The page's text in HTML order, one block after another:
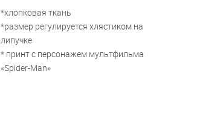
*хлопковая ткань
*размер регулируется хлястиком на
липучке
* принт с персонажем мультфильма
«Spider-Man»